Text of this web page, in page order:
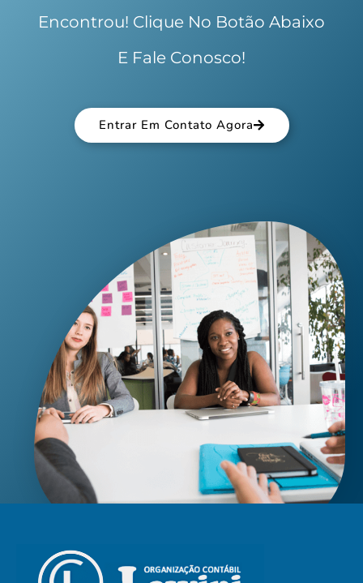
Encontrou! Clique No Botão Abaixo
E Fale Conosco!
Entrar Em Contato Agora